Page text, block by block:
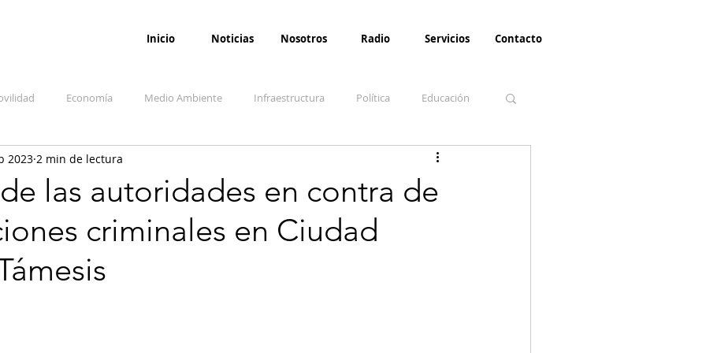
Inicio Noticias Nosotros Radio Servicios Contacto
Economía Medio Ambiente Infraestructura Política Educación
Salud Opinión Paz
y sociedad Denuncia Ciudadana Conflicto armado interno
las autoridades en contra de
criminales en Ciudad
2023 2 min de lectura